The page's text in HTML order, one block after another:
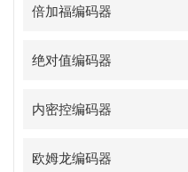
倍加福编码器
绝对值编码器
内密控编码器
欧姆龙编码器